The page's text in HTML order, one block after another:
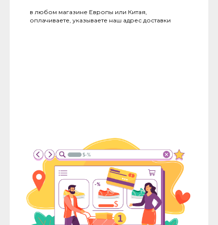
в любом магазине Европы или Китая,
оплачиваете, указываете наш адрес доставки